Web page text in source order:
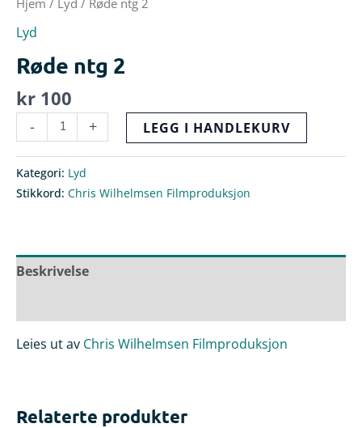
Hjem / Lyd / Røde ntg 2
Lyd
Røde ntg 2
kr 100
- + LEGG I HANDLEKURV
Kategori: Lyd
Stikkord: Chris Wilhelmsen Filmproduksjon
Beskrivelse
Leies ut av Chris Wilhelmsen Filmproduksjon
Relaterte produkter